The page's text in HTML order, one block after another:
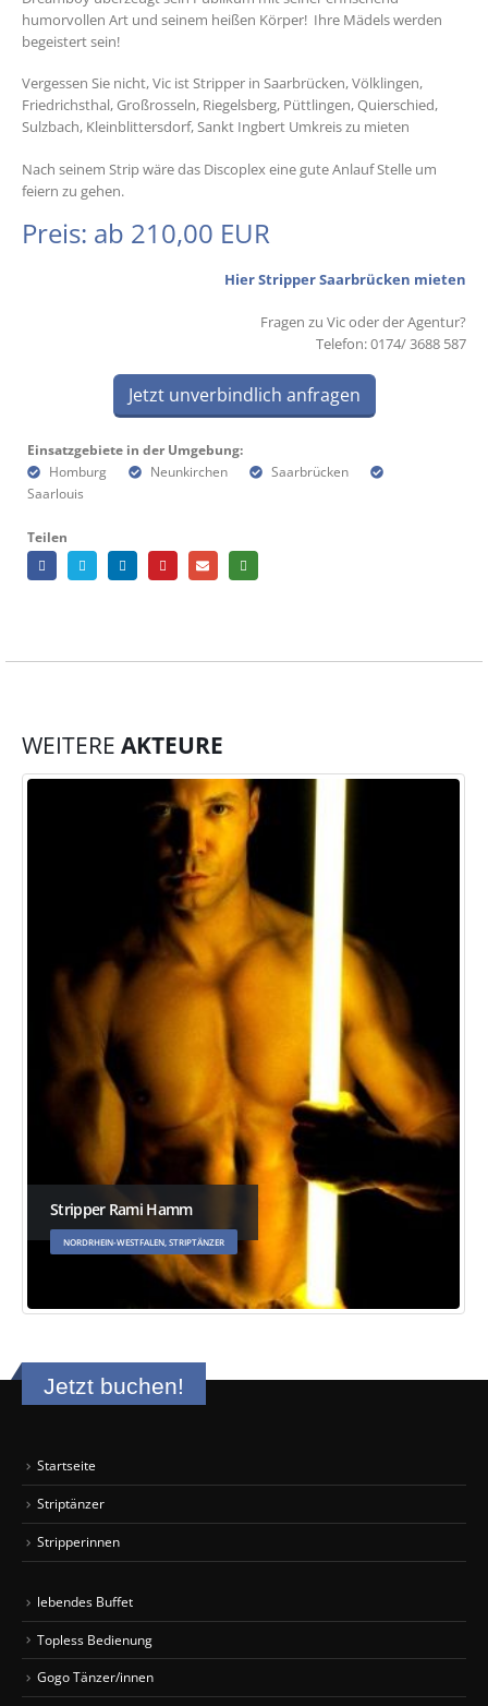
humorvollen Art und seinem heißen Körper! Ihre Mädels werden
begeistert sein!
Vergessen Sie nicht, Vic ist Stripper in Saarbrücken, Völklingen,
Friedrichsthal, Großrosseln, Riegelsberg, Püttlingen, Quierschied,
Sulzbach, Kleinblittersdorf, Sankt Ingbert Umkreis zu mieten
Nach seinem Strip wäre das Discoplex eine gute Anlauf Stelle um
feiern zu gehen.
Preis: ab 210,00 EUR
Hier Stripper Saarbrücken mieten
Fragen zu Vic oder der Agentur?
Telefon: 0174/ 3688 587
Jetzt unverbindlich anfragen
Einsatzgebiete in der Umgebung:
Homburg
Neunkirchen
Saarbrücken
Saarlouis
Teilen
WEITERE AKTEURE
Stripper Rami Hamm
NORDRHEIN-WESTFALEN, STRIPTÄNZER
Jetzt buchen!
Startseite
Striptänzer
Stripperinnen
lebendes Buffet
Topless Bedienung
Gogo Tänzer/innen